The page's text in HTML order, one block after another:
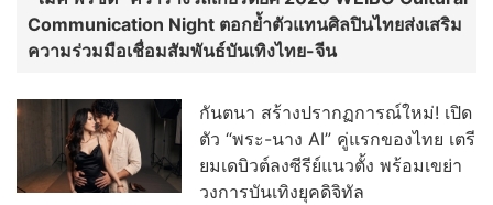
Communication Night ตอกย้ำตัวแทนศิลปินไทยส่งเสริม
ความร่วมมือเชื่อมสัมพันธ์บันเทิงไทย-จีน
กันตนา สร้างปรากฏการณ์ใหม่! เปิด
ตัว “พระ-นาง AI” คู่แรกของไทย เตรี
ยมเดบิวต์ลงซีรีย์แนวตั้ง พร้อมเขย่า
วงการบันเทิงยุคดิจิทัล